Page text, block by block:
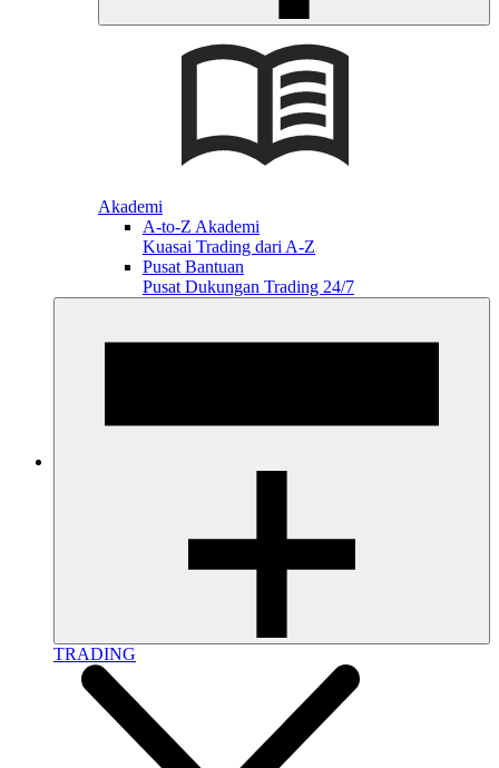
Akademi
A-to-Z Akademi
Kuasai Trading dari A-Z
Pusat Bantuan
Pusat Dukungan Trading 24/7
TRADING